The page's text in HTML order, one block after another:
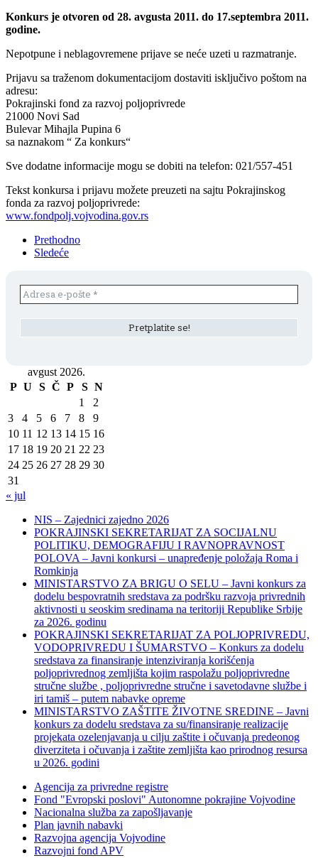
Konkurs je otvoren od 28. avgusta 2011. do 17.septembra 2011.
godine.
Nepotpune i neblagovremene prijave se neće uzeti u razmatranje.
Prijavu sa traženom dokumentacijom dostaviti isključivo poštom na
adresu:
Pokrajinski fond za razvoj poljoprivrede
21000 Novi Sad
Bulevar Mihajla Pupina 6
sa naznakom “ Za konkurs“
Sve dodatne informacije mogu se dobiti na telefon: 021/557-451
Tekst konkursa i prijavu možete preuzeti na sajtu Pokrajinskog
fonda za razvoj poljoprivrede:
www.fondpolj.vojvodina.gov.rs
Prethodno
Sledeće
avgust 2026.
P U S Č P S N
1
2
3
4 5 6 7 8
9
10 11 12 13 14 15 16
17 18 19 20 21 22 23
24 25 26 27 28 29 30
31
« jul
NIS – Zajednici zajedno 2026
POKRAJINSKI SEKRETARIJAT ZA SOCIJALNU
POLITIKU, DEMOGRAFIJU I RAVNOPRAVNOST
POLOVA – Javni konkursi – unapređenje položaja Roma i
Romkinja
MINISTARSTVO ZA BRIGU O SELU – Javni konkurs za
dodelu bespovratnih sredstava za podršku razvoja privrednih
aktivnosti u seoskim sredinama na teritoriji Republike Srbije
za 2026. godinu
POKRAJINSKI SEKRETARIJAT ZA POLJOPRIVREDU,
VODOPRIVREDU I ŠUMARSTVO – Konkurs za dodelu
sredstava za finansiranje intenziviranja korišćenja
poljoprivrednog zemljišta kojim raspolažu poljoprivredne
stručne službe , poljoprivredne stručne i savetodavne službe i
iri tamiš ‒ putem nabavke opreme
MINISTARSTVO ZAŠTITE ŽIVOTNE SREDINE – Javni
konkurs za dodelu sredstava za su/finansiranje realizacije
projekata ozelenjavanja u cilju zaštite i očuvanja predeonog
diverziteta i očuvanja i zaštite zemljišta kao prirodnog resursa
u 2026. godini
Agencija za privredne registre
Fond "Evropski poslovi" Autonomne pokrajine Vojvodine
Nacionalna služba za zapošljavanje
Plan javnih nabavki
Razvojna agencija Vojvodine
Razvojni fond APV